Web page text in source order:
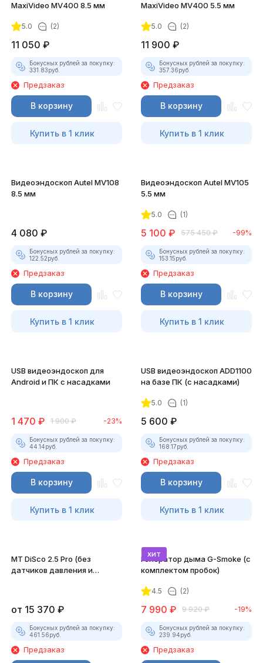
MaxiVideo MV400 8.5 мм
5.0 (2)
11 050 ₽
Бонусных рублей за покупку:
331.83руб.
Предзаказ
В корзину
Купить в 1 клик
MaxiVideo MV400 5.5 мм
5.0 (2)
11 900 ₽
Бонусных рублей за покупку:
357.36руб.
Предзаказ
В корзину
Купить в 1 клик
Видеоэндоскоп Autel MV108
8.5 мм
4 080 ₽
Бонусных рублей за покупку:
122.52руб.
Предзаказ
В корзину
Купить в 1 клик
Видеоэндоскоп Autel MV105
5.5 мм
5.0 (1)
5 100 ₽ 575 450 ₽ -99%
Бонусных рублей за покупку:
153.15руб.
Предзаказ
В корзину
Купить в 1 клик
USB видеоэндоскоп для
Android и ПК с насадками
1 470 ₽ 1 900 ₽ -23%
Бонусных рублей за покупку:
44.14руб.
Предзаказ
В корзину
Купить в 1 клик
USB видеоэндоскоп ADD1100
на базе ПК (с насадками)
5.0 (1)
5 600 ₽
Бонусных рублей за покупку:
168.17руб.
Предзаказ
В корзину
Купить в 1 клик
MT DiSco 2.5 Pro (без
датчиков давления и
от 15 370 ₽
Бонусных рублей за покупку:
461.56руб.
Предзаказ
хит
Генератор дыма G-Smoke (c
комплектом пробок)
4.5 (2)
7 990 ₽ 9 920 ₽ -19%
Бонусных рублей за покупку:
239.94руб.
Предзаказ